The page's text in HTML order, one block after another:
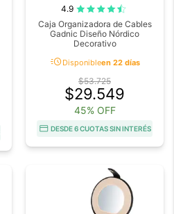
4.9
Caja Organizadora de Cables
Gadnic Diseño Nórdico
Decorativo
acuteDisponibleen 22 días
$53.725
$29.549
45% OFF
DESDE 6 CUOTAS SIN INTERÉS